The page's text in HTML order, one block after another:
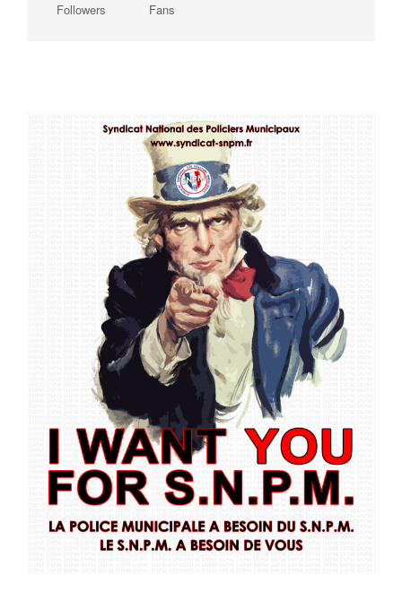
Followers Fans